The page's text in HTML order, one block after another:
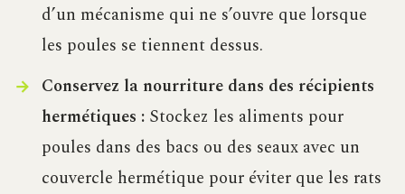
d’un mécanisme qui ne s’ouvre que lorsque
les poules se tiennent dessus.
Conservez la nourriture dans des récipients
hermétiques :Stockez les aliments pour
poules dans des bacs ou des seaux avec un
couvercle hermétique pour éviter que les rats